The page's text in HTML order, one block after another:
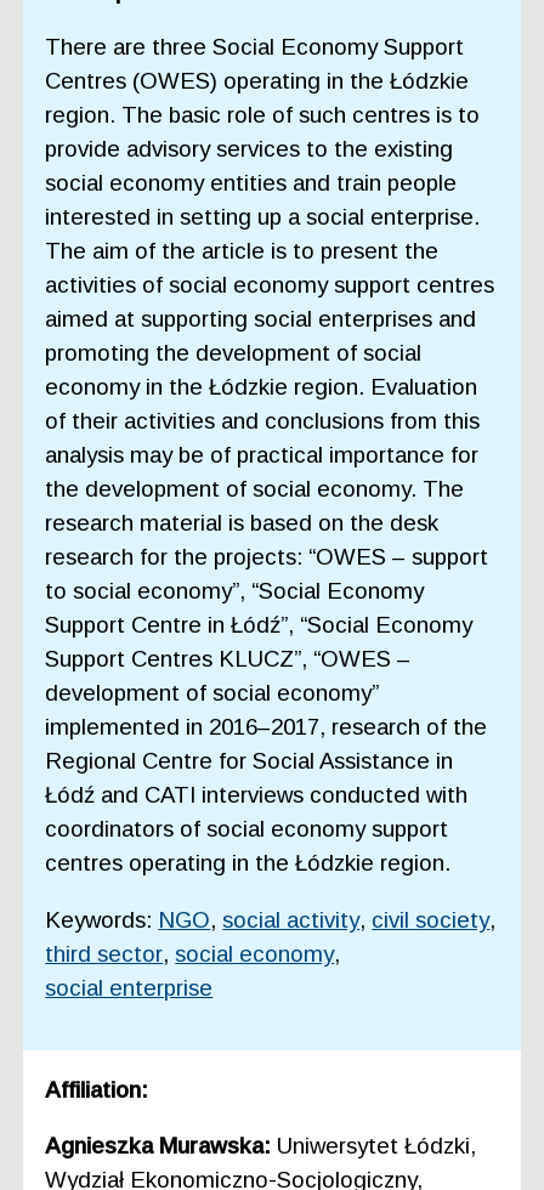
There are three Social Economy Support
Centres (OWES) operating in the Łódzkie
region. The basic role of such centres is to
provide advisory services to the existing
social economy entities and train people
interested in setting up a social enterprise.
The aim of the article is to present the
activities of social economy support centres
aimed at supporting social enterprises and
promoting the development of social
economy in the Łódzkie region. Evaluation
of their activities and conclusions from this
analysis may be of practical importance for
the development of social economy. The
research material is based on the desk
research for the projects: “OWES – support
to social economy”, “Social Economy
Support Centre in Łódź”, “Social Economy
Support Centres KLUCZ”, “OWES –
development of social economy”
implemented in 2016–2017, research of the
Regional Centre for Social Assistance in
Łódź and CATI interviews conducted with
coordinators of social economy support
centres operating in the Łódzkie region.
Keywords: NGO,social activity, civil society,
third sector,social economy,
social enterprise
Affiliation:
Agnieszka Murawska: Uniwersytet Łódzki,
Wydział Ekonomiczno-Socjologiczny,